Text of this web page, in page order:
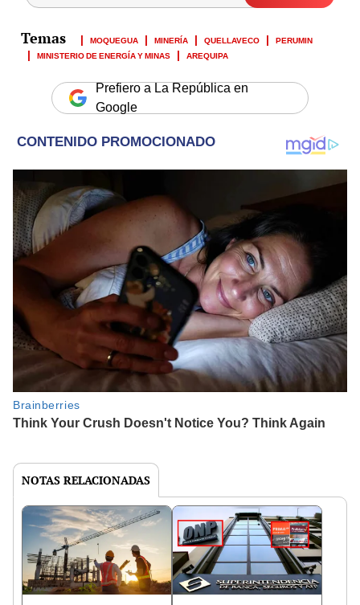
MOQUEGUA MINERÍA QUELLAVECO
PERUMIN
MINISTERIO DE ENERGÍA Y MINAS
AREQUIPA
Prefiero a La República en
Google
NOTAS RELACIONADAS